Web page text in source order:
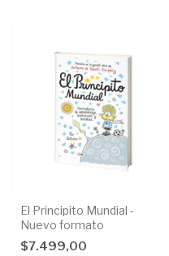
El Principito Mundial -
Nuevo formato
$7.499,00